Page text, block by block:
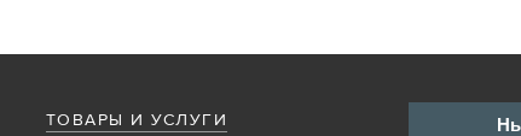
ТОВАРЫ И УСЛУГИ